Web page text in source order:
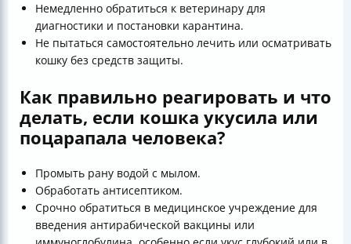
Немедленно обратиться к ветеринару для
диагностики и постановки карантина.
Не пытаться самостоятельно лечить или осматривать
кошку без средств защиты.
Как правильно реагировать и что
делать, если кошка укусила или
поцарапала человека?
Промыть рану водой с мылом.
Обработать антисептиком.
Срочно обратиться в медицинское учреждение для
введения антирабической вакцины или